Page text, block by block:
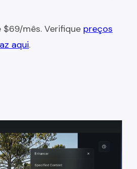
$69/mês. Verifique preços
aqui.